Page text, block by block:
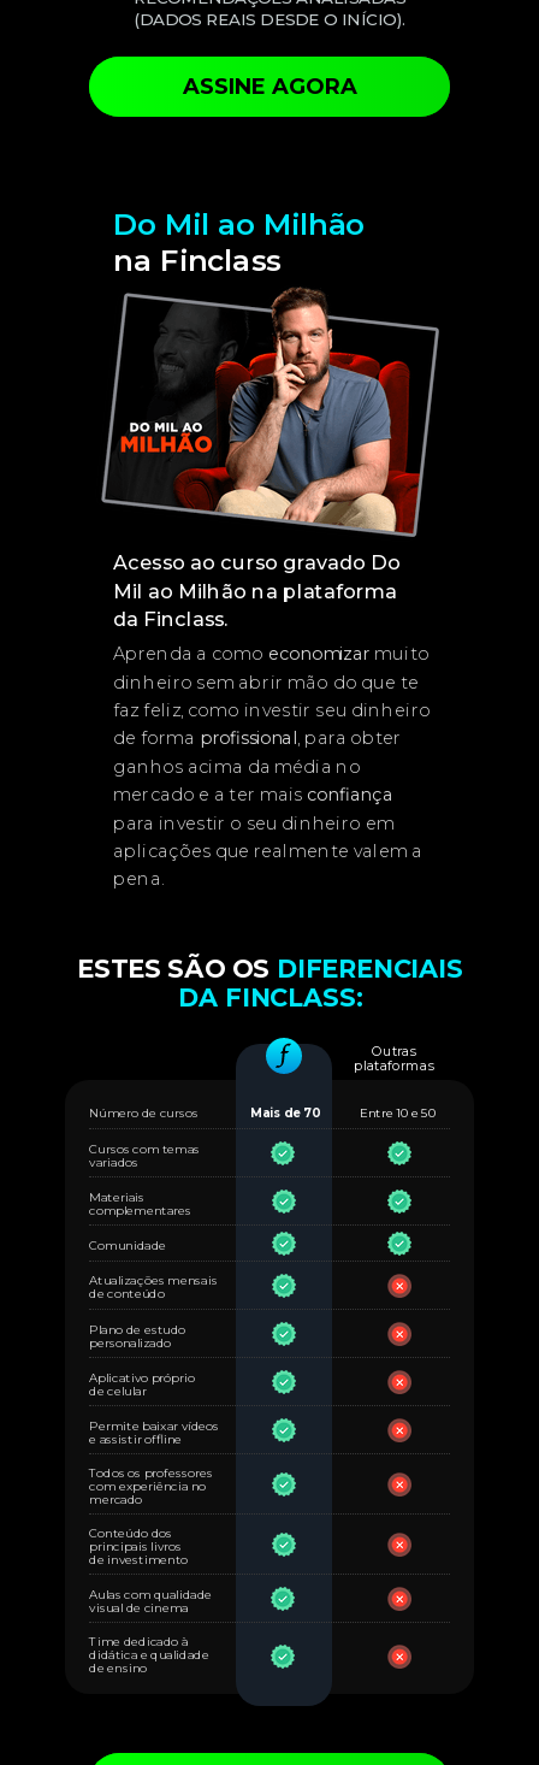
Número de cursos Mais de 70 Entre 10 e 50
Outras
plataformas
Cursos com temas
variados
Materiais
complementares
Comunidade
Atualizações mensais
de conteúdo
Plano de estudo
personalizado
Aplicativo próprio
de celular
Permite baixar vídeos
e assistir offline
Todos os professores
com experiência no
mercado
Conteúdo dos
principais livros
de investimento
Aulas com qualidade
visual de cinema
Time dedicado à
didática e qualidade
de ensino
ESTES SÃO OS DIFERENCIAIS
DA FINCLASS:
Aprenda a como economizar muito
dinheiro sem abrir mão do que te
faz feliz, como investir seu dinheiro
de forma profissional , para obter
ganhos acima da média no
mercado e a ter mais confiança
para investir o seu dinheiro em
aplicações que realmente valem a
pena.
Do Mil ao Milhão
na Finclass
Acesso ao curso gravado Do
Mil ao Milhão na plataforma
da Finclass.
ASSINE AGORA
(DADOS REAIS DESDE O INÍCIO).